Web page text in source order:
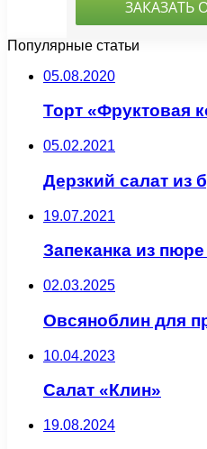
Популярные статьи
05.08.2020
Торт «Фруктовая
05.02.2021
Дерзкий салат из
19.07.2021
Запеканка из
02.03.2025
Овсяноблин для
10.04.2023
Салат «Клин»
19.08.2024